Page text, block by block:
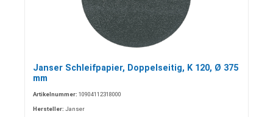
Janser Schleifpapier, Doppelseitig, K 120, Ø 375
mm
Artikelnummer: 10904112318000
Hersteller: Janser